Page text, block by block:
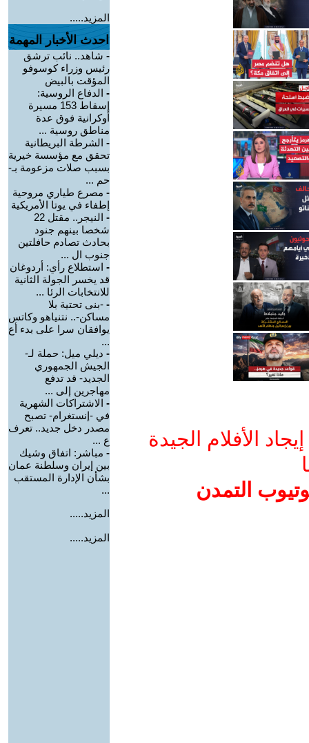
الأفلام الجيدة
التمدن
المزيد.....
احدث الأخبار المهمة
- شاهد.. نائب ترشق
رئيس وزراء كوسوفو
المؤقت بالبيض
- الدفاع الروسية:
إسقاط 153 مسيرة
أوكرانية فوق عدة
مناطق روسية ...
- الشرطة البريطانية
تحقق مع مؤسسة خيرية
بسبب صلات مزعومة بـ-
حم ...
- مصرع طياري مروحية
إطفاء في يوتا الأمريكية
-
النيجر.. مقتل 22
شخصا بينهم جنود
بحادث تصادم حافلتين
جنوب ال ...
- استطلاع رأي: أردوغان
قد يخسر الجولة الثانية
للانتخابات الرئا ...
- -بنى تحتية بلا
مساكن-.. نتنياهو وكاتس
يوافقان سرا على بدء أع
...
- ديلي ميل: حملة لـ-
الجيش الجمهوري
الجديد- قد تدفع
مهاجرين إلى ...
- الاشتراكات الشهرية
في -إنستغرام- تصبح
مصدر دخل جديد.. تعرف
ع ...
- مباشر: اتفاق وشيك
بين إيران وسلطنة عمان
بشأن الإدارة المستقب
...
المزيد.....
المزيد.....